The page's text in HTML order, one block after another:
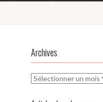
Archives
Archives